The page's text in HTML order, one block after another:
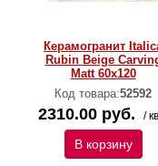
Керамогранит
Rubin Beige
Matt 60x120
Код товара:52592
2310.00 руб. /
В корзину